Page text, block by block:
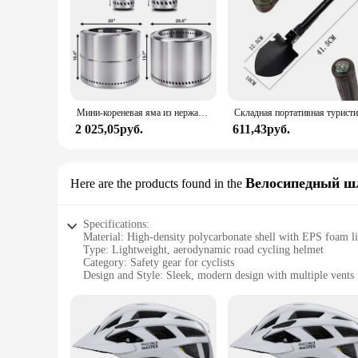
Мини-кореневая яма из нержавеющей стали 5,5 дюйма для стола, небольшая настольная костра для костра Smores, уличная костра, столешница с сумкой для переноски
2 025,05руб. 611,43руб.
Here are the products found in the Велосипедный
Specifications:
Material: High-density polycarbonate shell with EPS foam
Type: Lightweight, aerodynamic road cycling helmet
Category: Safety gear for cyclists
Design and Style: Sleek, modern design with multiple
Performance and Property: Meets safety standards with
Features:
|Vendors|